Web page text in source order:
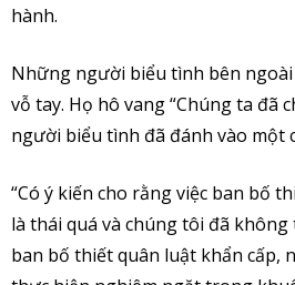
hành.
Những người biểu tình bên ngoài
vỗ tay. Họ hô vang “Chúng ta đã
người biểu tình đã đánh vào một
“Có ý kiến cho rằng việc ban bố
là thái quá và chúng tôi đã
ban bố thiết quân luật khẩn cấp,